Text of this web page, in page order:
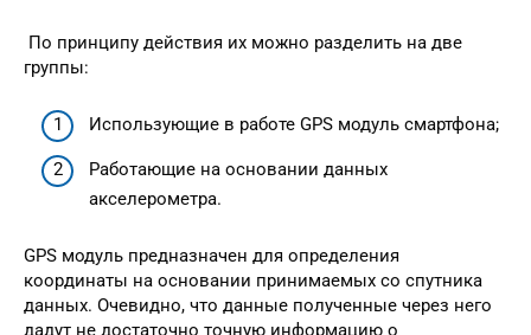
По принципу действия их можно разделить на две
группы:
Использующие в работе GPS модуль смартфона;
Работающие на основании данных
акселерометра.
GPS модуль предназначен для определения
координаты на основании принимаемых со спутника
данных. Очевидно, что данные полученные через него
дадут не достаточно точную информацию о